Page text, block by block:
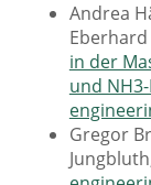
Andrea
in der
und
Gregor